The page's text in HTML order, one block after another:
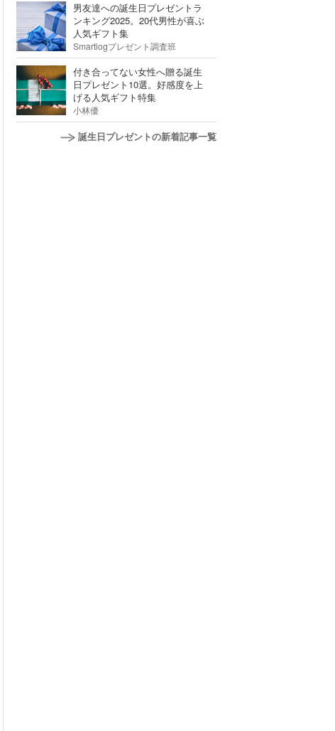
男友達への誕生日プレゼントラ
ンキング2025。20代男性が喜ぶ
人気ギフト集
Smartlogプレゼント調査班
付き合ってない女性へ贈る誕生
日プレゼント10選。好感度を上
げる人気ギフト特集
小林優
誕生日プレゼントの新着記事一覧